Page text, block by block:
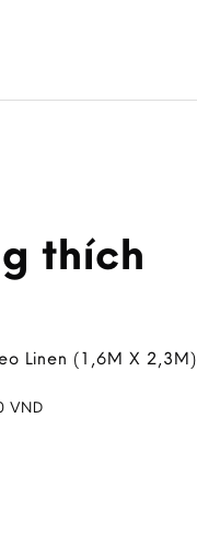
thích
Linen (1,6M X 2,3M)
VND